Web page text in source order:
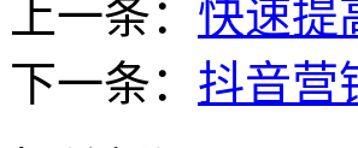
上一条： 快速提
下一条： 抖音营